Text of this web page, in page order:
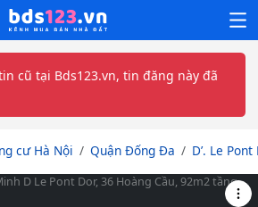
cũ tại Bds123.vn, tin đăng này đã
cư Hà Nội Quận Đống Đa D’. Le